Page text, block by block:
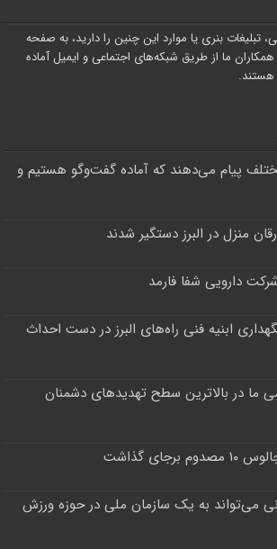
تبلیغات بنری یا موارد این چنین را دارید، به صفحه
همکاران ما از طریق شبکه‌های اجتماعی و ایمیل آماده
هستند.
پیام می‌دهند که آماده گفت‌وگو هستیم و
منزل در البرز دستگیر شدند
دارویی شفا فارمد
ابنیه فنی راه‌های البرز در دست احداث
ما در بالاترین سطح تهدیدهای دشمنان
گذاشت
می‌تواند به یک سازمان ملی در حوزه ورزش